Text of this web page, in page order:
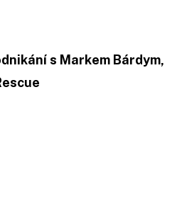
s Markem Bárdym,